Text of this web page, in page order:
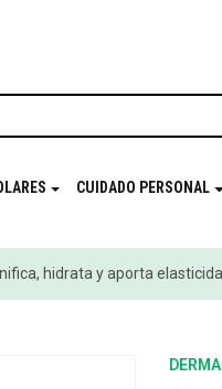
CUIDADO PERSONAL
hidrata y aporta